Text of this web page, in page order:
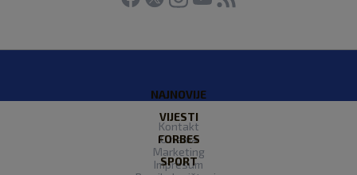
NAJNOVIJE
VIJESTI
FORBES
SPORT
Kontakt
O nama
Marketing
Impresum